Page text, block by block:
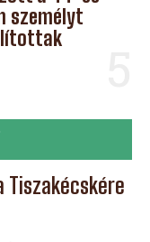
személyt
Tiszakécskére